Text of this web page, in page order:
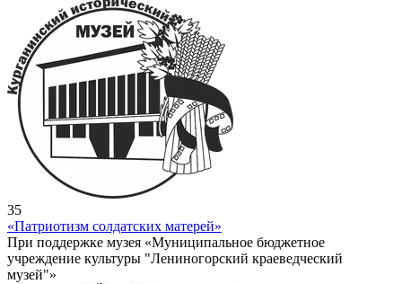
35
«Патриотизм солдатских матерей»
При поддержке музея «Муниципальное бюджетное
учреждение культуры "Лениногорский краеведческий
музей"»